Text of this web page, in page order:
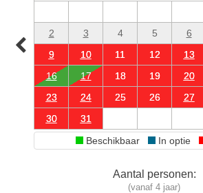
2
3 4 5 6
9
10 11 12 13
16
17 18 19 20
23
24 25 26 27
30
31
Beschikbaar
In optie
Aantal personen:
(vanaf 4 jaar)